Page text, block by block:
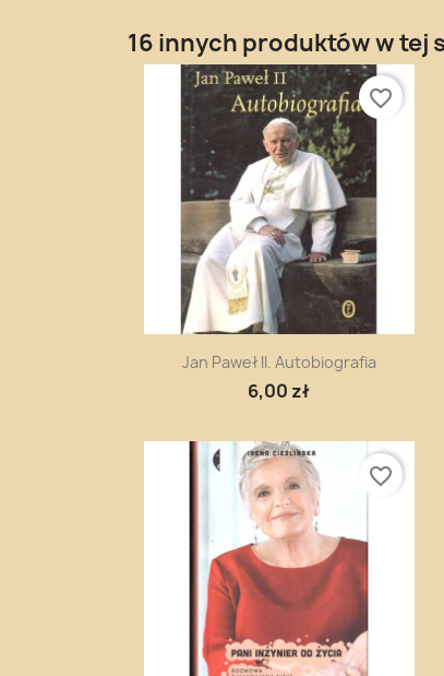
16 innych produktów w tej
Szybki podgląd
Jan Paweł II. Autobiografia
6,00 zł
favorite_border
favorite_border